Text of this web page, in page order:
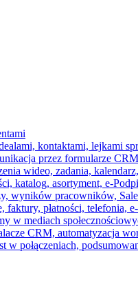
kontaktami, lejkami
przez formularze
wideo, zadania,
katalog, asortyment, e-
wyników pracowników,
faktury, płatności, telefonia,
w mediach
CRM, automatyzacja
w połączeniach,